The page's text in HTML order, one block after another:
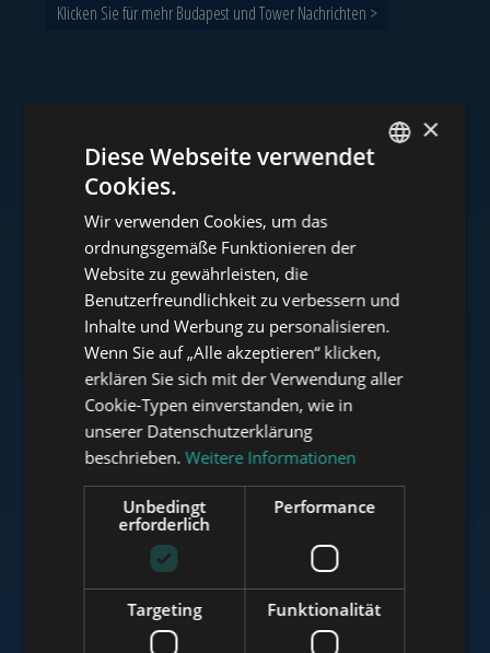
Klicken Sie für mehr Budapest und Tower Nachrichten >
Unser Portfolio
www.tower-investments.com
www.towerassistance.com
www.towerconsulting.hu
www.mybudapesthome.com
FRENCH
ITALIAN
SPANISH
RUSSIAN
×
Diese Webseite verwendet
Cookies.
Wir verwenden Cookies, um das
ordnungsgemäße Funktionieren der
Website zu gewährleisten, die
Benutzerfreundlichkeit zu verbessern und
Inhalte und Werbung zu personalisieren.
Wenn Sie auf „Alle akzeptieren“ klicken,
erklären Sie sich mit der Verwendung aller
Cookie-Typen einverstanden, wie in
unserer Datenschutzerklärung
beschrieben. Weitere Informationen
Unbedingt
erforderlich
Performance
Targeting Funktionalität